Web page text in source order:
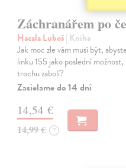
Záchranářem po
Hacala Luboš| Kniha
Jak moc zle vám musí být,
linku 155 jako poslední
trochu zabolí?
Zasielame do 14 dní
14,54 €
14,99 € ?